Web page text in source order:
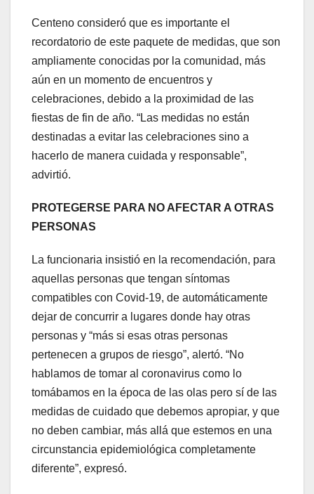
Centeno consideró que es importante el
recordatorio de este paquete de medidas, que son
ampliamente conocidas por la comunidad, más
aún en un momento de encuentros y
celebraciones, debido a la proximidad de las
fiestas de fin de año. “Las medidas no están
destinadas a evitar las celebraciones sino a
hacerlo de manera cuidada y responsable”,
advirtió.
PROTEGERSE PARA NO AFECTAR A OTRAS
PERSONAS
La funcionaria insistió en la recomendación, para
aquellas personas que tengan síntomas
compatibles con Covid-19, de automáticamente
dejar de concurrir a lugares donde hay otras
personas y “más si esas otras personas
pertenecen a grupos de riesgo”, alertó. “No
hablamos de tomar al coronavirus como lo
tomábamos en la época de las olas pero sí de las
medidas de cuidado que debemos apropiar, y que
no deben cambiar, más allá que estemos en una
circunstancia epidemiológica completamente
diferente”, expresó.